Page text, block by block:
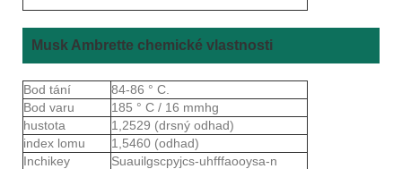
Musk Ambrette chemické vlastnosti
Bod tání
84-86 ° C.
Bod varu
185 ° C / 16 mmhg
hustota
1,2529 (drsný odhad)
index lomu
1,5460 (odhad)
Inchikey
Suauilgscpyjcs-uhfffaooysa-n